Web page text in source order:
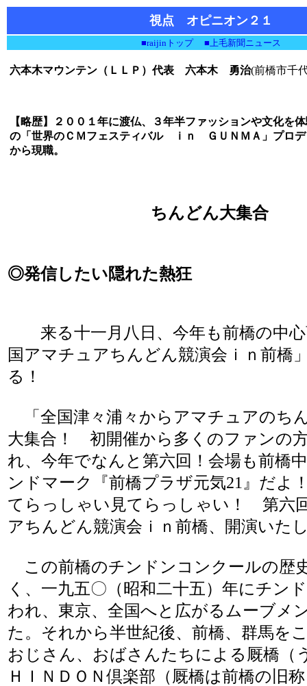
視点 オピニオン２１
■raijinトップ ■上毛新聞ニュース
六本木マウンテン（ＬＬＰ）代表 六本木 勇治(前橋市千
【略歴】２００１年に渡仏、３年半ファッションや文化を
の「世界のＣＭフェスティバル ｉｎ ＧＵＮＭＡ」プロデ
から現職。
ちんどん大集合
◎発信したい隠れた熱狂
来る十一月八日、今年も前橋の中心
国アマチュアちんどん競演会ｉｎ前橋
る！
「全国津々浦々からアマチュアのち
大集合！ 初開催から多くのファンの
れ、今年でなんと第六回！会場も前橋
ンドマーク『前橋プラザ元気21』だ
てらっしゃい見てらっしゃい！ 第六
アちんどん競演会ｉｎ前橋、開演いた
この前橋のチンドンコンクールの歴
く、一九五〇（昭和二十五）年にチン
われ、東京、全国へと広がるムーブメ
た。それから半世紀後、前橋、群馬を
おじさん、おばさんたちによる厩橋（
ＨＩＮＤＯＮ倶楽部（厩橋は前橋の旧